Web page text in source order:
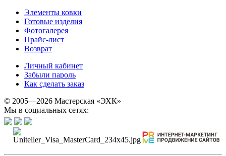
Элементы ковки
Готовые изделия
Фотогалерея
Прайс-лист
Возврат
Личный кабинет
Забыли пароль
Как сделать заказ
© 2005—2026 Мастерская «ЭХК»
Мы в социальных сетях: